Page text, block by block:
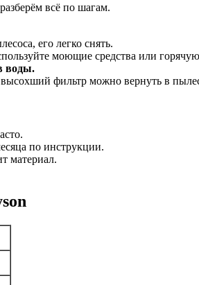
всё по шагам.
его легко снять.
моющие средства или
воды.
фильтр можно вернуть в
по инструкции.
материал.